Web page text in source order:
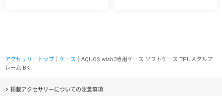
アクセサリートップ ケース ｜AQUOS wish3専用ケース ソフトケース TPUメタルフ
レーム BK
掲載アクセサリーについての注意事項